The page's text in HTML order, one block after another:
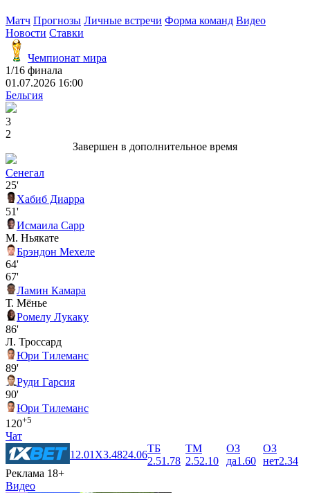
Матч Прогнозы Личные встречи Форма команд Видео
Новости Ставки
Чемпионат мира
1/16 финала
01.07.2026 16:00
Бельгия
3
2
Завершен в дополнительное время
Сенегал
25'
Хабиб Диарра
51'
Исмаила Сарр
М. Ньякате
Брэндон Мехеле
64'
67'
Ламин Камара
Т. Мёнье
Ромелу Лукаку
86'
Л. Троссард
Юри Тилеманс
89'
Руди Гарсия
90'
Юри Тилеманс
120+5
Чат
1 2.01 X3.4824.06
ТБ
2.51.78
ТМ
2.52.10
ОЗ
да1.60
ОЗ
нет2.34
Реклама 18+
Видео